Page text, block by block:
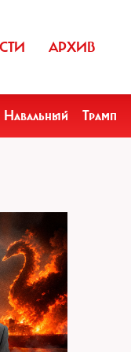
АРХИВ
Навальный Трамп